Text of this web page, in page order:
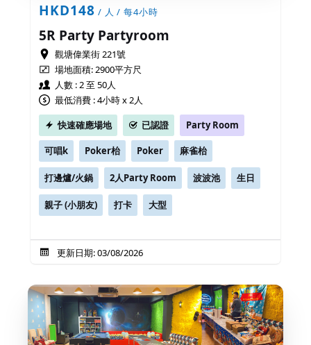
HKD148 / 人 / 每4小時
5R Party Partyroom
觀塘偉業街 221號
場地面積:2900平方尺
人數 : 2 至 50人
最低消費 : 4小時 x 2人
快速確應場地
已認證 Party Room
可唱k Poker枱 Poker 麻雀枱
打邊爐/火鍋 2人Party Room 波波池 生日
親子 (小朋友) 打卡 大型
更新日期: 03/08/2026